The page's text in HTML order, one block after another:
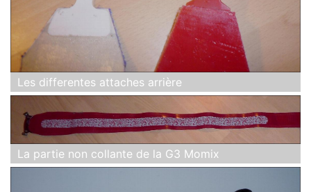
Les differentes attaches arrière
La partie non collante de la G3 Momix